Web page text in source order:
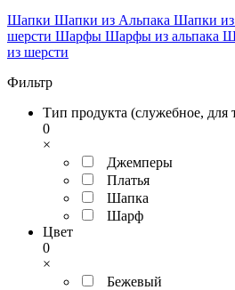
Шапки Шапки из Альпака Шапки
шерсти Шарфы Шарфы из альпака
из шерсти
Фильтр
Тип продукта (служебное, для
0
×
Джемперы
Платья
Шапка
Шарф
Цвет
0
×
Бежевый